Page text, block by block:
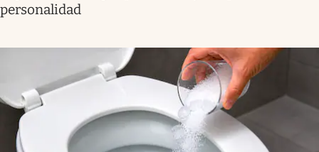
personalidad